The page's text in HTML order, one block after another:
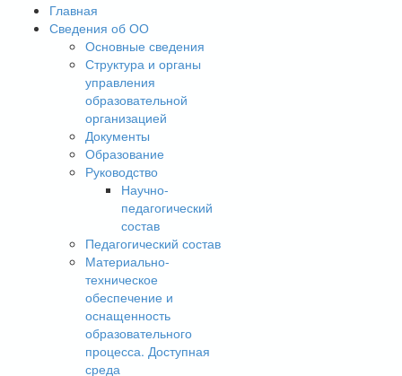
Главная
Сведения об ОО
Основные сведения
Структура и органы
управления
образовательной
организацией
Документы
Образование
Руководство
Научно-
педагогический
состав
Педагогический состав
Материально-
техническое
обеспечение и
оснащенность
образовательного
процесса. Доступная
среда